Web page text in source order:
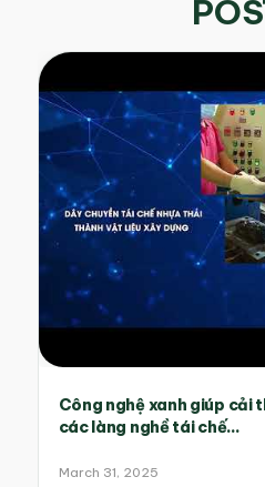
Công nghệ xanh giúp cải
các làng nghề tái chế...
March 31, 2025